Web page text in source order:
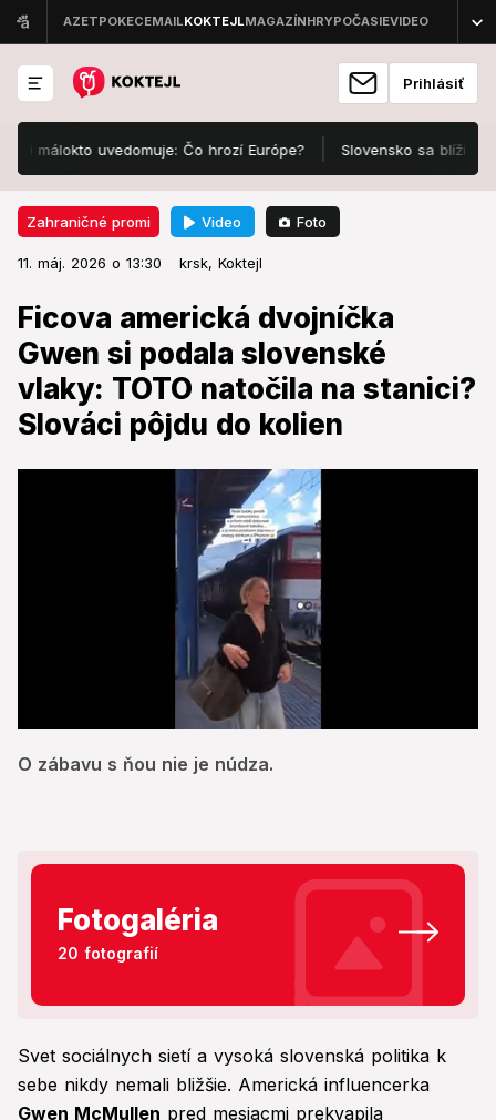
Prihlásiť
uvedomuje: Čo hrozí Európe? Slovensko sa blíži k hranici
Zahraničné promi Video Foto
11. máj. 2026 o 13:30 krsk, Koktejl
Ficova americká dvojníčka
Gwen si podala slovenské
vlaky: TOTO natočila na stanici?
Slováci pôjdu do kolien
of
28
O zábavu s ňou nie je núdza.
Zahraničné promi 11. máj. 2026 o 13:30
Ficova americká dvojníčka Gwen
si podala slovenské vlaky: TOTO
natočila na stanici? Slováci pôjdu
do kolien
O zábavu s ňou nie je núdza.
Fotogaléria
20 fotografií
Svet sociálnych sietí a vysoká slovenská politika k
sebe nikdy nemali bližšie. Americká influencerka
Gwen McMullen pred mesiacmi prekvapila